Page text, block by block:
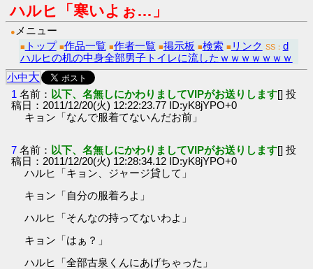
ハルヒ「寒いよぉ…」
● メニュー
■ トップ ■作品一覧 ■作者一覧 ■掲示板 ■検索 ■ リンク SS： d
ハルヒの机の中身全部男子トイレに流したｗｗｗｗｗｗｗ
小中大
1 名前： 以下、名無しにかわりましてVIPがお送りします[] 投
稿日：2011/12/20(火) 12:22:23.77 ID:yK8jYPO+0
キョン「なんで服着てないんだお前」
7 名前： 以下、名無しにかわりましてVIPがお送りします[] 投
稿日：2011/12/20(火) 12:28:34.12 ID:yK8jYPO+0
ハルヒ「キョン、ジャージ貸して」
キョン「自分の服着ろよ」
ハルヒ「そんなの持ってないわよ」
キョン「はぁ？」
ハルヒ「全部古泉くんにあげちゃった」